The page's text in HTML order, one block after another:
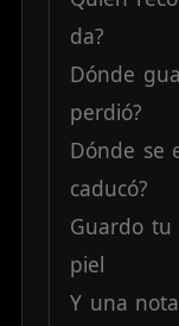
da?
Dónde
perdió?
Dónde se
caducó?
Guardo tu
piel
Y una nota